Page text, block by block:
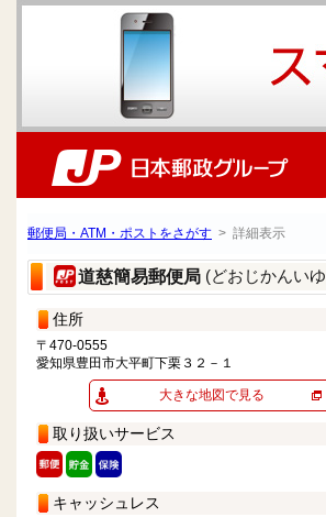
郵便局・ATM・ポストをさがす > 詳細表示
道慈簡易郵便局 (どおじかんい
住所
〒470-0555
愛知県豊田市大平町下栗３２－１
大きな地図で見る
取り扱いサービス
キャッシュレス